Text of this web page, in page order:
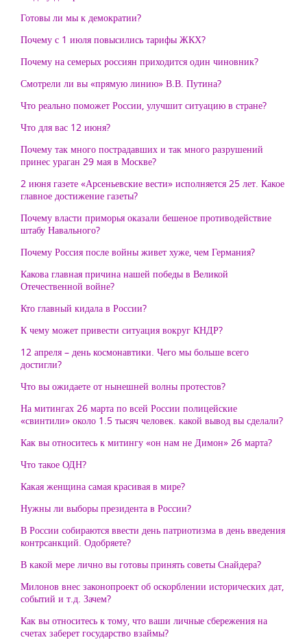
Готовы ли мы к демократии?
Почему с 1 июля повысились тарифы ЖКХ?
Почему на семерых россиян приходится один чиновник?
Смотрели ли вы «прямую линию» В.В. Путина?
Что реально поможет России, улучшит ситуацию в стране?
Что для вас 12 июня?
Почему так много пострадавших и так много разрушений
принес ураган 29 мая в Москве?
2 июня газете «Арсеньевские вести» исполняется 25 лет. Какое
главное достижение газеты?
Почему власти приморья оказали бешеное противодействие
штабу Навального?
Почему Россия после войны живет хуже, чем Германия?
Какова главная причина нашей победы в Великой
Отечественной войне?
Кто главный кидала в России?
К чему может привести ситуация вокруг КНДР?
12 апреля – день космонавтики. Чего мы больше всего
достигли?
Что вы ожидаете от нынешней волны протестов?
На митингах 26 марта по всей России полицейские
«свинтили» около 1.5 тысяч человек. какой вывод вы сделали?
Как вы относитесь к митингу «он нам не Димон» 26 марта?
Что такое ОДН?
Какая женщина самая красивая в мире?
Нужны ли выборы президента в России?
В России собираются ввести день патриотизма в день введения
контрсанкций. Одобряете?
В какой мере лично вы готовы принять советы Снайдера?
Милонов внес законопроект об оскорблении исторических дат,
событий и т.д. Зачем?
Как вы относитесь к тому, что ваши личные сбережения на
счетах заберет государство взаймы?